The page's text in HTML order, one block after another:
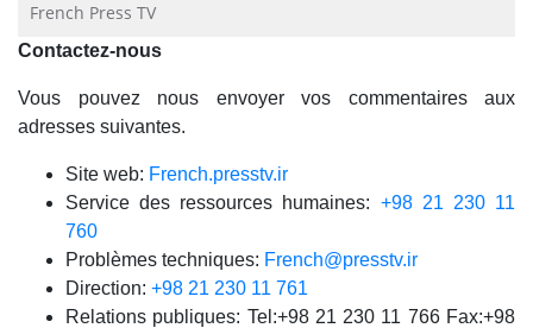
French Press TV
Contactez-nous
Vous pouvez nous envoyer vos commentaires aux
adresses suivantes.
Site web: French.presstv.ir
Service des ressources humaines: +98 21 230 11
760
Problèmes techniques: French@presstv.ir
Direction: +98 21 230 11 761
Relations publiques: Tel:+98 21 230 11 766 Fax:+98